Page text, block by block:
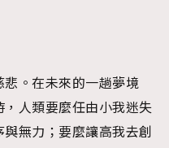
。在未來的一趟夢境
人類要麼任由小我迷失
無力；要麼讓高我去創